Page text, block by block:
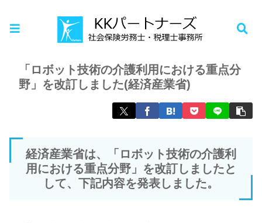
お知らせ
「ロボット技術の介護利用における重点分
野」を改訂しました(経済産業省)
経済産業省は、「ロボット技術の介護利
用における重点分野」を改訂しましたと
して、下記内容を発表しました。